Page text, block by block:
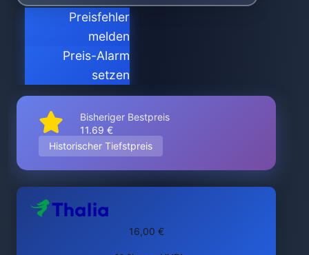
Preisfehler
melden
Preis-Alarm
setzen
Bisheriger Bestpreis
11.69 €
Historischer Tiefstpreis
16,00 €